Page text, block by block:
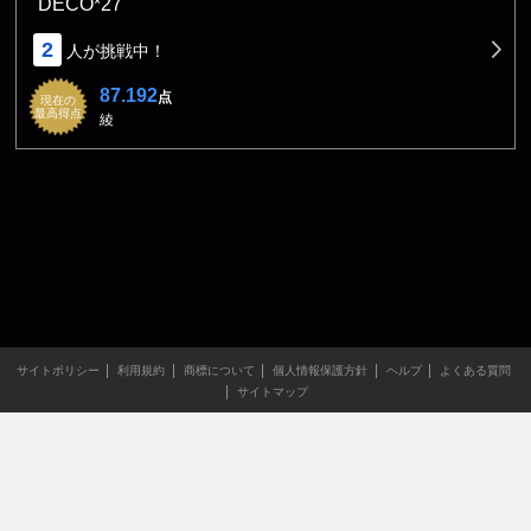
2 人が挑戦中！
現在の
最高得点
87.192点
綾
サイトポリシー 利用規約 商標について 個人情報保護方針 ヘルプ
よくある質問
サイトマップ